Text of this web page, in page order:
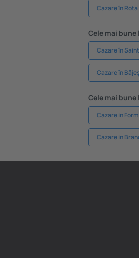
Cazare în Rota
Cele mai
Cazare în
Cazare în
Cele mai
Cazare in
Cazare in